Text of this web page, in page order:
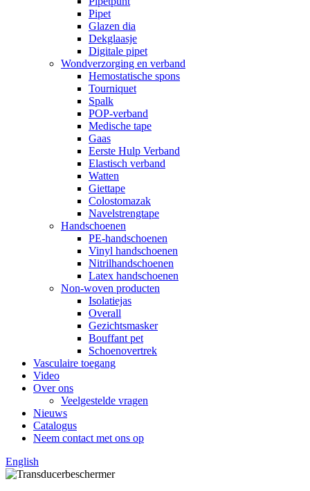
Pipet
Glazen dia
Dekglaasje
Digitale pipet
Wondverzorging en verband
Hemostatische spons
Tourniquet
Spalk
POP-verband
Medische tape
Gaas
Eerste Hulp Verband
Elastisch verband
Watten
Giettape
Colostomazak
Navelstrengtape
Handschoenen
PE-handschoenen
Vinyl handschoenen
Nitrilhandschoenen
Latex handschoenen
Non-woven producten
Isolatiejas
Overall
Gezichtsmasker
Bouffant pet
Schoenovertrek
Vasculaire toegang
Video
Over ons
Veelgestelde vragen
Nieuws
Catalogus
Neem contact met ons op
English